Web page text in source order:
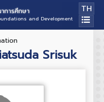
การศึกษา
and Development
TH
Srisuk